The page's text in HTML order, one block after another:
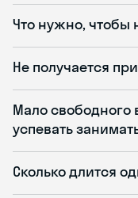
Что нужно, чтобы
Не получается
Мало свободного
успевать
Сколько длится